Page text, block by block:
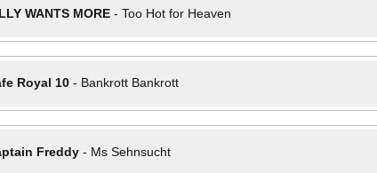
WANTS MORE- Too Hot for Heaven
Royal 10- Bankrott Bankrott
Freddy- Ms Sehnsucht